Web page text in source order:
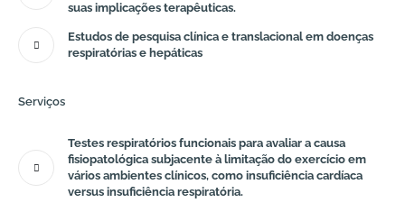
suas implicações terapêuticas.
Estudos de pesquisa clínica e translacional em doenças
respiratórias e hepáticas
Serviços
Testes respiratórios funcionais para avaliar a causa
fisiopatológica subjacente à limitação do exercício em
vários ambientes clínicos, como insuficiência cardíaca
versus insuficiência respiratória.